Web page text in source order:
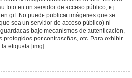
foto en un servidor de acceso público, e.j.
No puede publicar imágenes que se
sea un servidor de acceso público) ni
bajo mecanismos de autenticación,
protegidos por contraseñas, etc. Para exhibir
etiqueta [img].